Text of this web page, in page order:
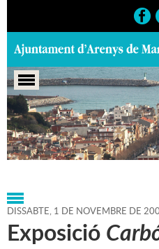
Portada > Agenda > 01-11-
2008 > Marcs > Culturals >
DISSABTE, 1 DE NOVEMBRE DE
Exposició